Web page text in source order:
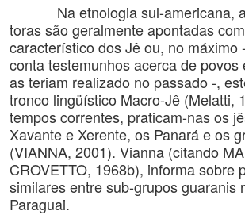
Na etnologia sul-americana,
toras são geralmente apontadas
característico dos Jê ou, no máximo
conta testemunhos acerca de povos
as teriam realizado no passado -,
tronco lingüístico Macro-Jê (Melatti,
tempos correntes, praticam-nas os
Xavante e Xerente, os Panará e os
(VIANNA, 2001). Vianna (citando
CROVETTO, 1968b), informa sobre
similares entre sub-grupos guaranis
Paraguai.